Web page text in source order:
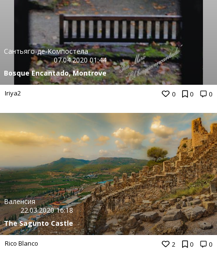
0 0 0
Сантьяго-де-Компостела
07.04.2020 01:44
Bosque Encantado, Montrove
Iriya2
2 0 0
Валенсия
22.03.2020 16:18
The Sagunto Castle
Rico Blanco